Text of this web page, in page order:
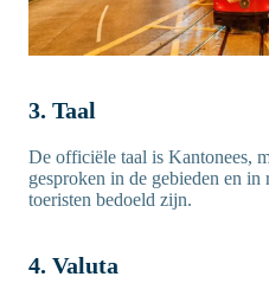
3. Taal
De officiële taal is Kantonees,
gesproken in de gebieden en in
toeristen bedoeld zijn.
4. Valuta